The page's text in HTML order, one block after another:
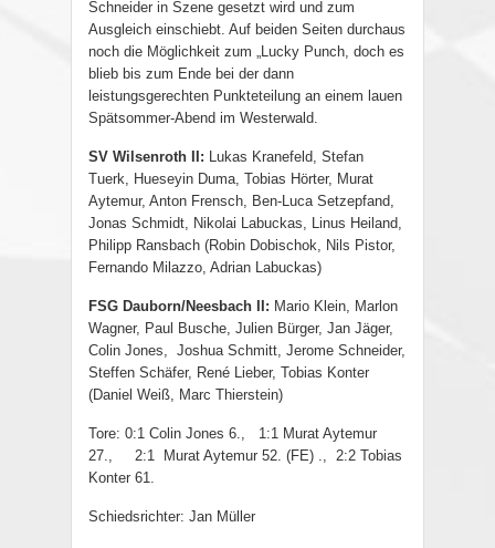
Schneider in Szene gesetzt wird und zum
Ausgleich einschiebt. Auf beiden Seiten durchaus
noch die Möglichkeit zum „Lucky Punch, doch es
blieb bis zum Ende bei der dann
leistungsgerechten Punkteteilung an einem lauen
Spätsommer-Abend im Westerwald.
SV Wilsenroth II: Lukas Kranefeld, Stefan
Tuerk, Hueseyin Duma, Tobias Hörter, Murat
Aytemur, Anton Frensch, Ben-Luca Setzepfand,
Jonas Schmidt, Nikolai Labuckas, Linus Heiland,
Philipp Ransbach (Robin Dobischok, Nils Pistor,
Fernando Milazzo, Adrian Labuckas)
FSG Dauborn/Neesbach II: Mario Klein, Marlon
Wagner, Paul Busche, Julien Bürger, Jan Jäger,
Colin Jones, Joshua Schmitt, Jerome Schneider,
Steffen Schäfer, René Lieber, Tobias Konter
(Daniel Weiß, Marc Thierstein)
Tore: 0:1 Colin Jones 6., 1:1 Murat Aytemur
27., 2:1 Murat Aytemur 52. (FE) ., 2:2 Tobias
Konter 61.
Schiedsrichter: Jan Müller